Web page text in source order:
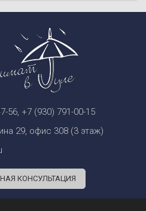
56 +7 (930) 791-00-15
29, офис 308 (3 этаж)
КОНСУЛЬТАЦИЯ